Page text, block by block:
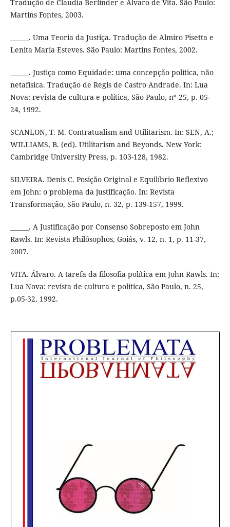
Tradução de Claudia Berlinder e Álvaro de Vita. São Paulo:
Martins Fontes, 2003.
______. Uma Teoria da Justiça. Tradução de Almiro Pisetta e
Lenita Maria Esteves. São Paulo: Martins Fontes, 2002.
______. Justiça como Equidade: uma concepção política, não
netafísica. Tradução de Regis de Castro Andrade. In: Lua
Nova: revista de cultura e política, São Paulo, nº 25, p. 05-
24, 1992.
SCANLON, T. M. Contratualism and Utilitarism. In: SEN, A.;
WILLIAMS, B. (ed). Utilitarism and Beyonds. New York:
Cambridge University Press, p. 103-128, 1982.
SILVEIRA. Denis C. Posição Original e Equilíbrio Reflexivo
em John: o problema da justificação. In: Revista
Transformação, São Paulo, n. 32, p. 139-157, 1999.
______. A Justificação por Consenso Sobreposto em John
Rawls. In: Revista Philósophos, Goiás, v. 12, n. 1, p. 11-37,
2007.
VITA. Álvaro. A tarefa da filosofia política em John Rawls. In:
Lua Nova: revista de cultura e política, São Paulo, n. 25,
p.05-32, 1992.